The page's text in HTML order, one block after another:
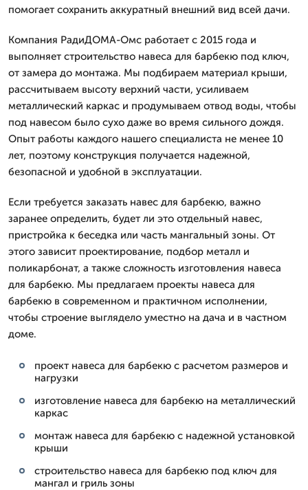
помогает сохранить аккуратный внешний вид всей дачи.
Компания РадиДОМА-Омс работает с 2015 года и
выполняет строительство навеса для барбекю под ключ,
от замера до монтажа. Мы подбираем материал крыши,
рассчитываем высоту верхний части, усиливаем
металлический каркас и продумываем отвод воды, чтобы
под навесом было сухо даже во время сильного дождя.
Опыт работы каждого нашего специалиста не менее 10
лет, поэтому конструкция получается надежной,
безопасной и удобной в эксплуатации.
Если требуется заказать навес для барбекю, важно
заранее определить, будет ли это отдельный навес,
пристройка к беседка или часть мангальный зоны. От
этого зависит проектирование, подбор металл и
поликарбонат, а также сложность изготовления навеса
для барбекю. Мы предлагаем проекты навеса для
барбекю в современном и практичном исполнении,
чтобы строение выглядело уместно на дача и в частном
доме.
проект навеса для барбекю с расчетом размеров и
нагрузки
изготовление навеса для барбекю на металлический
каркас
монтаж навеса для барбекю с надежной установкой
крыши
строительство навеса для барбекю под ключ для
мангал и гриль зоны